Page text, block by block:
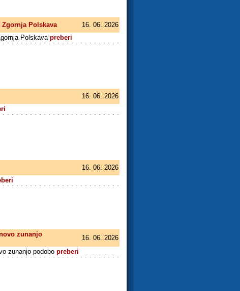
Zgornja Polskava
16. 06. 2026
Polskava preberi
16. 06. 2026
16. 06. 2026
zunanjo
16. 06. 2026
zunanjo podobo preberi